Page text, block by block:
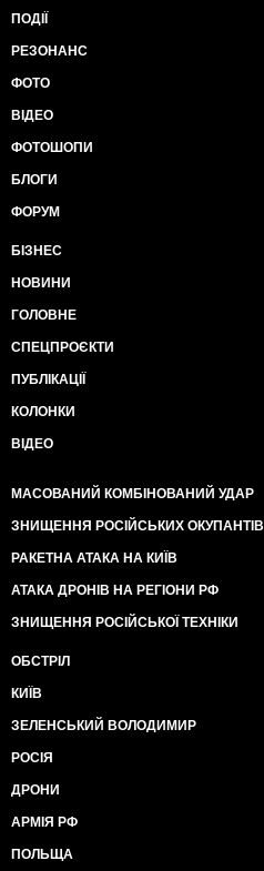
ПОДІЇ
РЕЗОНАНС
ФОТО
ВІДЕО
ФОТОШОПИ
БЛОГИ
ФОРУМ
БІЗНЕС
НОВИНИ
ГОЛОВНЕ
СПЕЦПРОЄКТИ
ПУБЛІКАЦІЇ
КОЛОНКИ
ВІДЕО
МАСОВАНИЙ КОМБІНОВАНИЙ УДАР
ЗНИЩЕННЯ РОСІЙСЬКИХ ОКУПАНТІВ
РАКЕТНА АТАКА НА КИЇВ
АТАКА ДРОНІВ НА РЕГІОНИ РФ
ЗНИЩЕННЯ РОСІЙСЬКОЇ ТЕХНІКИ
ОБСТРІЛ
КИЇВ
ЗЕЛЕНСЬКИЙ ВОЛОДИМИР
РОСІЯ
ДРОНИ
АРМІЯ РФ
ПОЛЬЩА